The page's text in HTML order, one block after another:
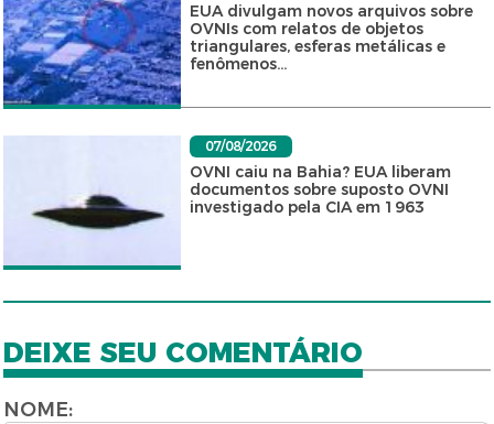
EUA divulgam novos arquivos sobre
OVNIs com relatos de objetos
triangulares, esferas metálicas e
fenômenos...
07/08/2026
OVNI caiu na Bahia? EUA liberam
documentos sobre suposto OVNI
investigado pela CIA em 1963
DEIXE SEU COMENTÁRIO
NOME: